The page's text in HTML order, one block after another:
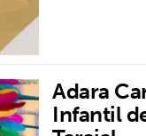
Adara
Infantil